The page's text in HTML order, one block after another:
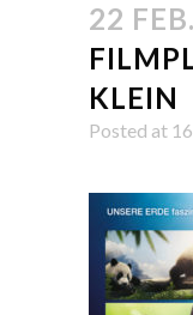
22 FEB.
KLEIN
Posted at